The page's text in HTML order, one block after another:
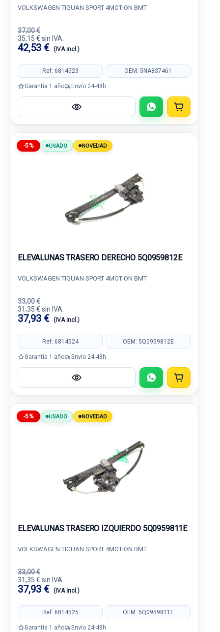
VOLKSWAGEN TIGUAN SPORT 4MOTION BMT
37,00 €
35,15 € sin IVA.
42,53 € (IVA incl.)
Ref: 6814523 OEM: 5NA837461
Garantía 1 año Envío 24-48h
-5% USADO NOVEDAD
ELEVALUNAS TRASERO DERECHO 5Q0959812E
VOLKSWAGEN TIGUAN SPORT 4MOTION BMT
33,00 €
31,35 € sin IVA.
37,93 € (IVA incl.)
Ref: 6814524 OEM: 5Q0959812E
Garantía 1 año Envío 24-48h
-5% USADO NOVEDAD
ELEVALUNAS TRASERO IZQUIERDO 5Q0959811E
VOLKSWAGEN TIGUAN SPORT 4MOTION BMT
33,00 €
31,35 € sin IVA.
37,93 € (IVA incl.)
Ref: 6814525 OEM: 5Q0959811E
Garantía 1 año Envío 24-48h